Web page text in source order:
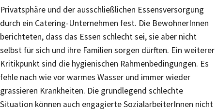
Privatsphäre und der ausschließlichen Essensversorgung
durch ein Catering-Unternehmen fest. Die BewohnerInnen
berichteten, dass das Essen schlecht sei, sie aber nicht
selbst für sich und ihre Familien sorgen dürften. Ein weiterer
Kritikpunkt sind die hygienischen Rahmenbedingungen. Es
fehle nach wie vor warmes Wasser und immer wieder
grassieren Krankheiten. Die grundlegend schlechte
Situation können auch engagierte SozialarbeiterInnen nicht